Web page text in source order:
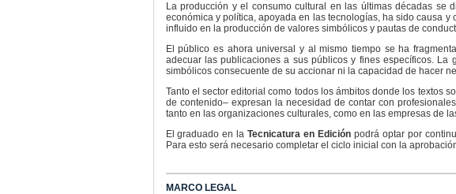
La producción y el consumo cultural en las últimas décadas se
económica y política, apoyada en las tecnologías, ha sido causa
influido en la producción de valores simbólicos y pautas de
El público es ahora universal y al mismo tiempo se ha
adecuar las publicaciones a sus públicos y fines específicos.
simbólicos consecuente de su accionar ni la capacidad de hacer
Tanto el sector editorial como todos los ámbitos donde los textos
de contenido– expresan la necesidad de contar con
tanto en las organizaciones culturales, como en las empresas de
El graduado en laTecnicatura en Edición podrá optar por
Para esto será necesario completar el ciclo inicial con la
MARCO LEGAL